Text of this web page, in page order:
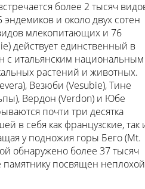
более 2 тысяч
и около двух сотен
млекопитающих и 76
действует единственный в
с итальянским национальным
растений и животных.
Везюби (Vesubie), Тине
Вердон (Verdon) и Юбе
почти три десятка
в себя как французские, так
у подножия горы Бего (Mt.
обнаружено более 37 тысяч
памятнику посвящен неплохой